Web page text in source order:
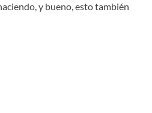
y bueno, esto también